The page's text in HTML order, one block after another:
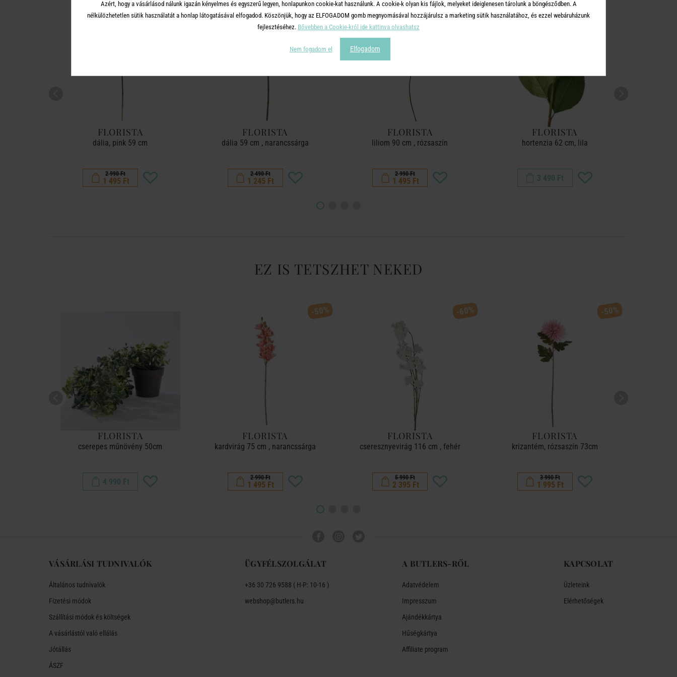
-50%
FLORISTA
dália, pink 59 cm
2 990 Ft
1 495 Ft
-50%
FLORISTA
dália 59 cm , narancssárga
2 490 Ft
1 245 Ft
-50%
FLORISTA
liliom 90 cm , rózsaszín
2 990 Ft
1 495 Ft
FLORISTA
hortenzia 62 cm, lila
3 490 Ft
EZ IS TETSZHET NEKED
FLORISTA
cserepes műnövény 50cm
4 990 Ft
-50%
FLORISTA
kardvirág 75 cm , narancssárga
2 990 Ft
1 495 Ft
-60%
FLORISTA
cseresznyevirág 116 cm , fehér
5 990 Ft
2 395 Ft
-50%
FLORISTA
krizantém, rózsaszín 73cm
3 990 Ft
1 995 Ft
VÁSÁRLÁSI TUDNIVALÓK
Általános tudnivalók
Fizetési módok
Szállítási módok és költségek
A vásárlástól való ellálás
Jótállás
ÁSZF
ÜGYFÉLSZOLGÁLAT
+36 30 726 9588 ( H-P: 10-16 )
webshop@butlers.hu
A BUTLERS-RŐL
Adatvédelem
Impresszum
Ajándékkártya
Hűségkártya
Affiliate program
KAPCSOLAT
Üzleteink
Elérhetőségek
Azért, hogy a vásárlásod nálunk igazán kényelmes és egyszerű legyen, honlapunkon cookie-kat használunk. A cookie-k olyan kis fájlok, melyeket ideiglenesen tárolunk a böngésződben. A
nélkülözhetetlen sütik használatát a honlap látogatásával elfogadod. Köszönjük, hogy az ELFOGADOM gomb megnyomásával hozzájárulsz a marketing sütik használatához, és ezzel webáruházunk
fejlesztéséhez. Bővebben a Cookie-król ide kattinva olvashatsz
Nem fogadom el Elfogadom